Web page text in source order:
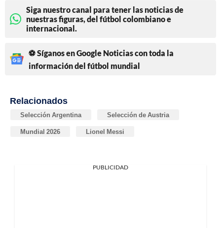
Siga nuestro canal para tener las noticias de
nuestras figuras, del fútbol colombiano e
internacional.
⚽ Síganos en Google Noticias con toda la
información del fútbol mundial
Relacionados
Selección Argentina Selección de Austria
Mundial 2026 Lionel Messi
PUBLICIDAD